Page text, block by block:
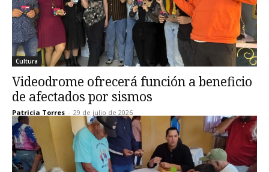
Cultura
Videodrome ofrecerá función a beneficio
de afectados por sismos
Patricia Torres - 29 de julio de 2026